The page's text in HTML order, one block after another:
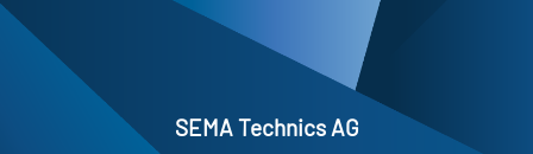
SEMA Technics AG